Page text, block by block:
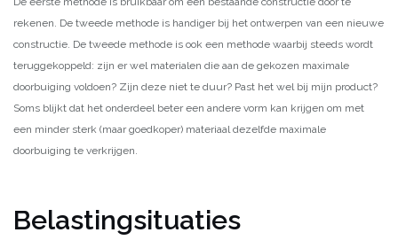
rekenen. De tweede methode is handiger bij het ontwerpen van een nieuwe
constructie. De tweede methode is ook een methode waarbij steeds wordt
teruggekoppeld: zijn er wel materialen die aan de gekozen maximale
doorbuiging voldoen? Zijn deze niet te duur? Past het wel bij mijn product?
Soms blijkt dat het onderdeel beter een andere vorm kan krijgen om met
een minder sterk (maar goedkoper) materiaal dezelfde maximale
doorbuiging te verkrijgen.
Belastingsituaties